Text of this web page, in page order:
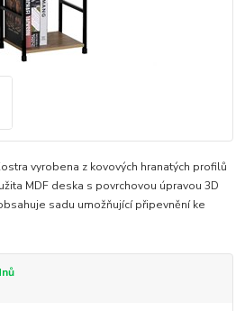
vyrobena z kovových hranatých profilů
MDF deska s povrchovou úpravou 3D
sadu umožňující připevnění ke